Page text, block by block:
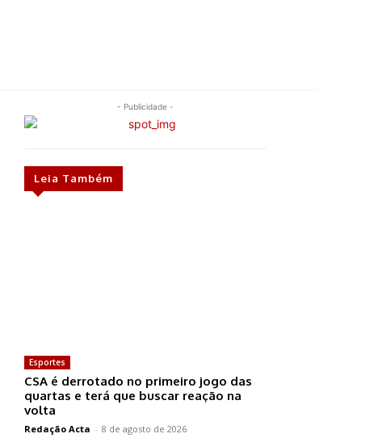
- Publicidade -
Leia Também
Esportes
CSA é derrotado no primeiro jogo das
quartas e terá que buscar reação na
volta
Redação Acta - 8 de agosto de 2026